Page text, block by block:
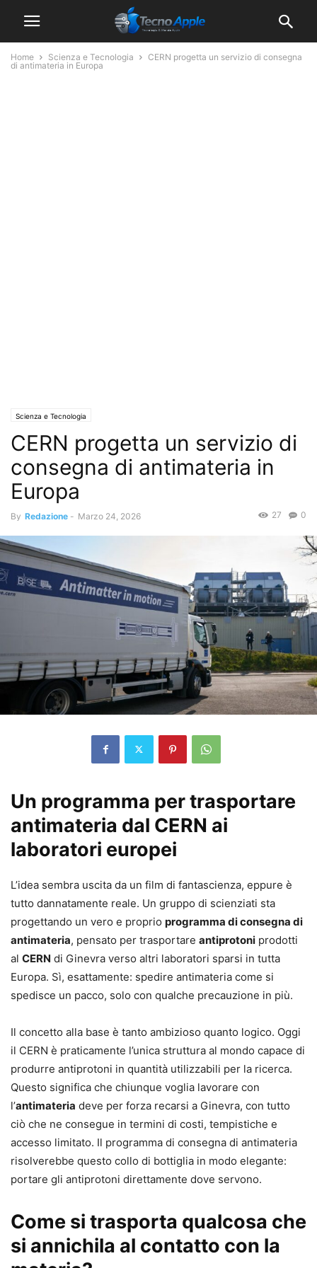
Home Scienza e Tecnologia
CERN progetta un servizio di consegna
di antimateria in Europa
Scienza e Tecnologia
CERN progetta un servizio di
consegna di antimateria in
Europa
By Redazione - Marzo 24, 2026 0
27
Un programma per trasportare
antimateria dal CERN ai
laboratori europei
L’idea sembra uscita da un film di fantascienza, eppure è
tutto dannatamente reale. Un gruppo di scienziati sta
progettando un vero e proprio programma di consegna di
antimateria, pensato per trasportare antiprotoni prodotti
al CERN di Ginevra verso altri laboratori sparsi in tutta
Europa. Sì, esattamente: spedire antimateria come si
spedisce un pacco, solo con qualche precauzione in più.
Il concetto alla base è tanto ambizioso quanto logico. Oggi
il CERN è praticamente l’unica struttura al mondo capace di
produrre antiprotoni in quantità utilizzabili per la ricerca.
Questo significa che chiunque voglia lavorare con
l’antimateria deve per forza recarsi a Ginevra, con tutto
ciò che ne consegue in termini di costi, tempistiche e
accesso limitato. Il programma di consegna di antimateria
risolverebbe questo collo di bottiglia in modo elegante:
portare gli antiprotoni direttamente dove servono.
Come si trasporta qualcosa che
si annichila al contatto con la